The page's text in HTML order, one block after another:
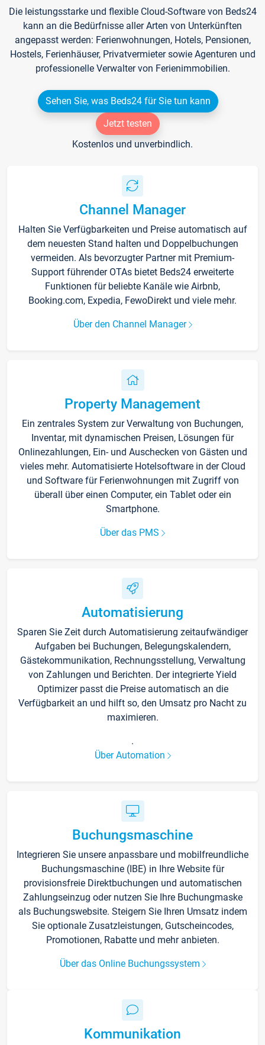
Die leistungsstarke und flexible Cloud-Software von Beds24
kann an die Bedürfnisse aller Arten von Unterkünften
angepasst werden: Ferienwohnungen, Hotels, Pensionen,
Hostels, Ferienhäuser, Privatvermieter sowie Agenturen und
professionelle Verwalter von Ferienimmobilien.
Sehen Sie, was Beds24 für Sie tun kann
Jetzt testen
Kostenlos und unverbindlich.
Channel Manager
Halten Sie Verfügbarkeiten und Preise automatisch auf
dem neuesten Stand halten und Doppelbuchungen
vermeiden. Als bevorzugter Partner mit Premium-
Support führender OTAs bietet Beds24 erweiterte
Funktionen für beliebte Kanäle wie Airbnb,
Booking.com, Expedia, FewoDirekt und viele mehr.
Über den Channel Manager
Property Management
Ein zentrales System zur Verwaltung von Buchungen,
Inventar, mit dynamischen Preisen, Lösungen für
Onlinezahlungen, Ein- und Auschecken von Gästen und
vieles mehr. Automatisierte Hotelsoftware in der Cloud
und Software für Ferienwohnungen mit Zugriff von
überall über einen Computer, ein Tablet oder ein
Smartphone.
Über das PMS
Automatisierung
Sparen Sie Zeit durch Automatisierung zeitaufwändiger
Aufgaben bei Buchungen, Belegungskalendern,
Gästekommunikation, Rechnungsstellung, Verwaltung
von Zahlungen und Berichten. Der integrierte Yield
Optimizer passt die Preise automatisch an die
Verfügbarkeit an und hilft so, den Umsatz pro Nacht zu
maximieren.
.
Über Automation
Buchungsmaschine
Integrieren Sie unsere anpassbare und mobilfreundliche
Buchungsmaschine (IBE) in Ihre Website für
provisionsfreie Direktbuchungen und automatischen
Zahlungseinzug oder nutzen Sie Ihre Buchungmaske
als Buchungswebsite. Steigern Sie Ihren Umsatz indem
Sie optionale Zusatzleistungen, Gutscheincodes,
Promotionen, Rabatte und mehr anbieten.
Über das Online Buchungssystem
Kommunikation